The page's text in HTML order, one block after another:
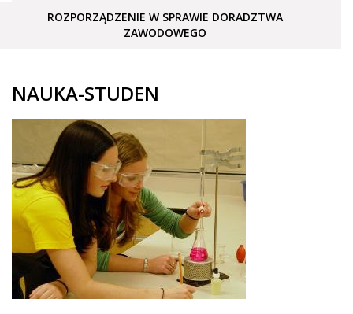
ROZPORZĄDZENIE W SPRAWIE DORADZTWA
ZAWODOWEGO
NAUKA-STUDEN